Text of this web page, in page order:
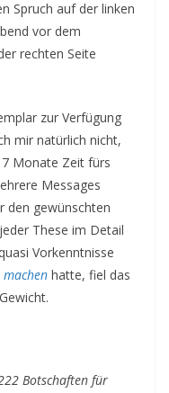
Spruch auf der linken
vor dem
rechten Seite
zur Verfügung
mir natürlich nicht,
Monate Zeit fürs
Messages
den gewünschten
These im Detail
Vorkenntnisse
hatte, fiel das
Botschaften für